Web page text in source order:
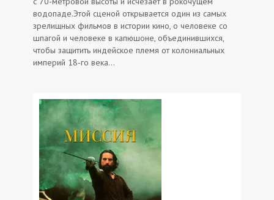
водопаде.Этой сценой открывается один из самых
зрелищных фильмов в истории кино, о человеке со
шпагой и человеке в капюшоне, объединившихся,
чтобы защитить индейское племя от колониальных
империй 18-го века…